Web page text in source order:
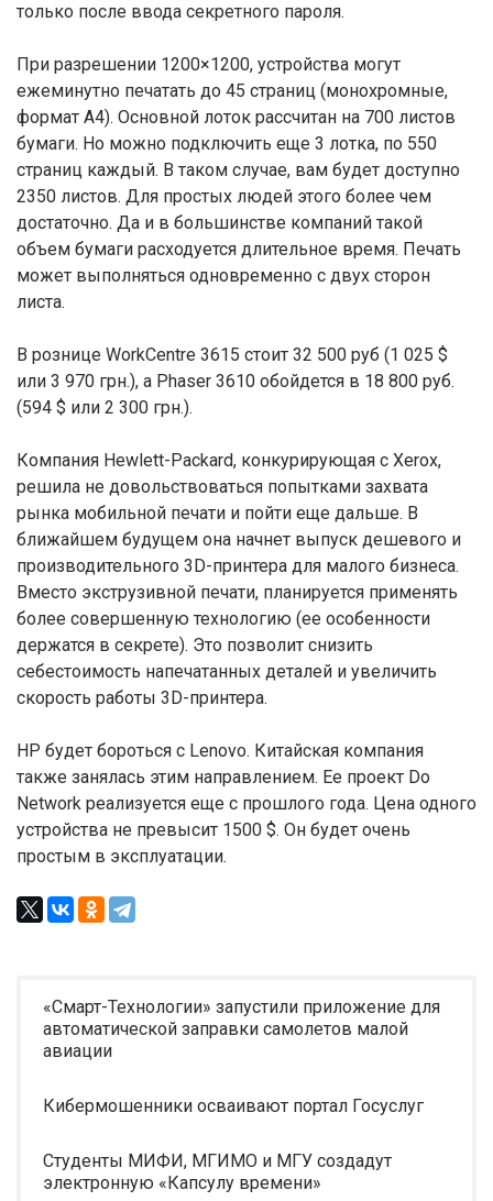
только после ввода секретного пароля.
При разрешении 1200×1200, устройства могут
ежеминутно печатать до 45 страниц (монохромные,
формат А4). Основной лоток рассчитан на 700 листов
бумаги. Но можно подключить еще 3 лотка, по 550
страниц каждый. В таком случае, вам будет доступно
2350 листов. Для простых людей этого более чем
достаточно. Да и в большинстве компаний такой
объем бумаги расходуется длительное время. Печать
может выполняться одновременно с двух сторон
листа.
В рознице WorkCentre 3615 стоит 32 500 руб (1 025 $
или 3 970 грн.), а Phaser 3610 обойдется в 18 800 руб.
(594 $ или 2 300 грн.).
Компания Hewlett-Packard, конкурирующая с Xerox,
решила не довольствоваться попытками захвата
рынка мобильной печати и пойти еще дальше. В
ближайшем будущем она начнет выпуск дешевого и
производительного 3D-принтера для малого бизнеса.
Вместо экструзивной печати, планируется применять
более совершенную технологию (ее особенности
держатся в секрете). Это позволит снизить
себестоимость напечатанных деталей и увеличить
скорость работы 3D-принтера.
HP будет бороться с Lenovo. Китайская компания
также занялась этим направлением. Ее проект Do
Network реализуется еще с прошлого года. Цена одного
устройства не превысит 1500 $. Он будет очень
простым в эксплуатации.
«Смарт-Технологии» запустили приложение для
автоматической заправки самолетов малой
авиации
Кибермошенники осваивают портал Госуслуг
Студенты МИФИ, МГИМО и МГУ создадут
электронную «Капсулу времени»